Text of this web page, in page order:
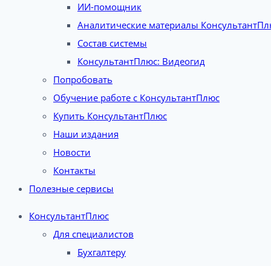
ИИ-помощник
Аналитические материалы
Состав системы
КонсультантПлюс: Видеогид
Попробовать
Обучение работе с КонсультантПлюс
Купить КонсультантПлюс
Наши издания
Новости
Контакты
Полезные сервисы
КонсультантПлюс
Для специалистов
Бухгалтеру